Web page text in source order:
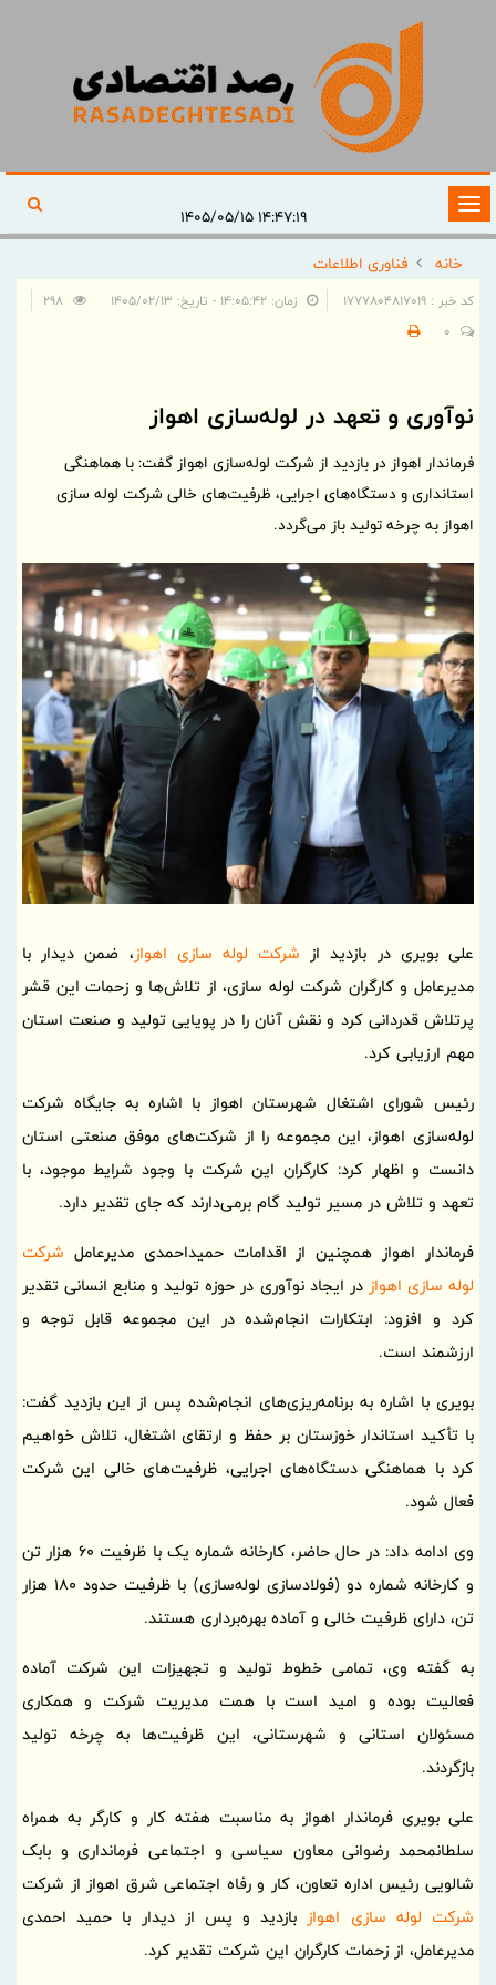
تغییر
وضعیت
ناوبری
۱۴:۴۷:۱۹ ۱۴۰۵/۰۵/۱۵
خانه
فناوری اطلاعات
کد خبر : 1777804817019 زمان: ۱۴:۰۵:۴۲ - تاریخ: ۱۴۰۵/۰۲/۱۳
0
نوآوری و تعهد در لوله‌سازی اهواز
فرماندار اهواز در بازدید از شرکت لوله‌سازی اهواز گفت: با هماهنگی
استانداری و دستگاه‌های اجرایی، ظرفیت‌های خالی شرکت لوله سازی
اهواز به چرخه تولید باز می‌گردد.
علی بویری در بازدید از شرکت لوله سازی اهواز، ضمن دیدار با
مدیرعامل و کارگران شرکت لوله سازی، از تلاش‌ها و زحمات این قشر
پرتلاش قدردانی کرد و نقش آنان را در پویایی تولید و صنعت استان
مهم ارزیابی کرد.
رئیس شورای اشتغال شهرستان اهواز با اشاره به جایگاه شرکت
لوله‌سازی اهواز، این مجموعه را از شرکت‌های موفق صنعتی استان
دانست و اظهار کرد: کارگران این شرکت با وجود شرایط موجود، با
تعهد و تلاش در مسیر تولید گام برمی‌دارند که جای تقدیر دارد.
فرماندار اهواز همچنین از اقدامات حمیداحمدی مدیرعامل شرکت
لوله سازی اهواز در ایجاد نوآوری در حوزه تولید و منابع انسانی تقدیر
کرد و افزود: ابتکارات انجام‌شده در این مجموعه قابل توجه و
ارزشمند است.
بویری با اشاره به برنامه‌ریزی‌های انجام‌شده پس از این بازدید گفت:
با تأکید استاندار خوزستان بر حفظ و ارتقای اشتغال، تلاش خواهیم
کرد با هماهنگی دستگاه‌های اجرایی، ظرفیت‌های خالی این شرکت
فعال شود.
وی ادامه داد: در حال حاضر، کارخانه شماره یک با ظرفیت 60 هزار تن
و کارخانه شماره دو (فولادسازی لوله‌سازی) با ظرفیت حدود 180 هزار
تن، دارای ظرفیت خالی و آماده بهره‌برداری هستند.
به گفته وی، تمامی خطوط تولید و تجهیزات این شرکت آماده
فعالیت بوده و امید است با همت مدیریت شرکت و همکاری
مسئولان استانی و شهرستانی، این ظرفیت‌ها به چرخه تولید
بازگردند.
علی بویری فرماندار اهواز به مناسبت هفته کار و کارگر به همراه
سلطانمحمد رضوانی معاون سیاسی و اجتماعی فرمانداری و بابک
شالویی رئیس اداره تعاون، کار و رفاه اجتماعی شرق اهواز از شرکت
شرکت لوله سازی اهوازبازدید و پس از دیدار با حمید احمدی
مدیرعامل، از زحمات کارگران این شرکت تقدیر کرد.